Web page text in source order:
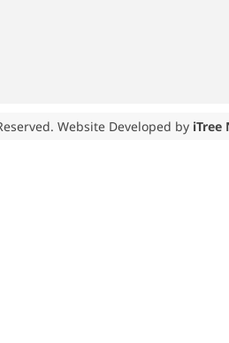
Website Developed by iTree